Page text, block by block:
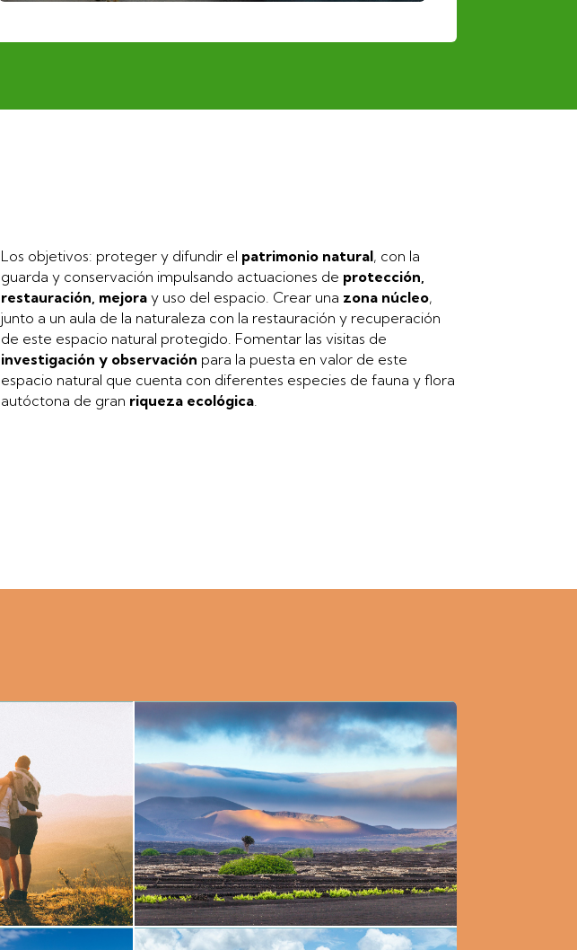
Los objetivos: proteger y difundir el patrimonio natural, con la
guarda y conservación impulsando actuaciones de protección,
restauración, mejoray uso del espacio. Crear una zona núcleo,
junto a un aula de la naturaleza con la restauración y recuperación
de este espacio natural protegido. Fomentar las visitas de
investigación y observación para la puesta en valor de este
espacio natural que cuenta con diferentes especies de fauna y flora
autóctona de gran riqueza ecológica.